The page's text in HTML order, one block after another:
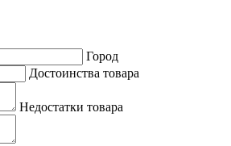
Город
Достоинства товара
Недостатки товара